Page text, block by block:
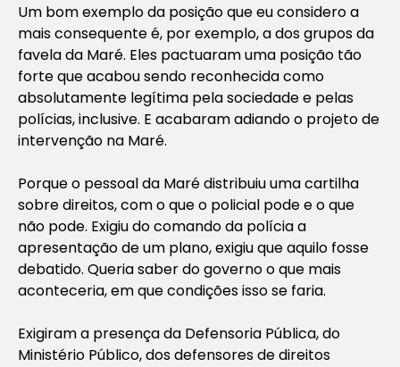
Um bom exemplo da posição que eu considero a
mais consequente é, por exemplo, a dos grupos da
favela da Maré. Eles pactuaram uma posição tão
forte que acabou sendo reconhecida como
absolutamente legítima pela sociedade e pelas
polícias, inclusive. E acabaram adiando o projeto de
intervenção na Maré.
Porque o pessoal da Maré distribuiu uma cartilha
sobre direitos, com o que o policial pode e o que
não pode. Exigiu do comando da polícia a
apresentação de um plano, exigiu que aquilo fosse
debatido. Queria saber do governo o que mais
aconteceria, em que condições isso se faria.
Exigiram a presença da Defensoria Pública, do
Ministério Público, dos defensores de direitos